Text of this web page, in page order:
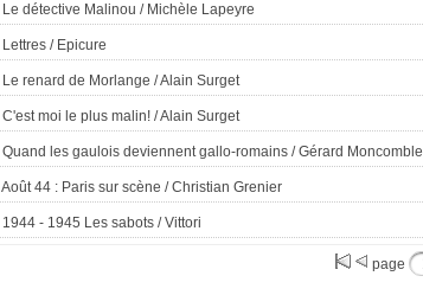
Le détective Malinou / Michèle Lapeyre
Lettres / Epicure
Le renard de Morlange / Alain Surget
C'est moi le plus malin! / Alain Surget
Quand les gaulois deviennent gallo-romains / Gérard Moncomble
Août 44 : Paris sur scène / Christian Grenier
1944 - 1945 Les sabots / Vittori
page